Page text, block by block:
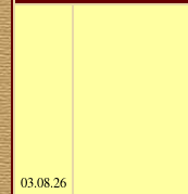
03.08.26